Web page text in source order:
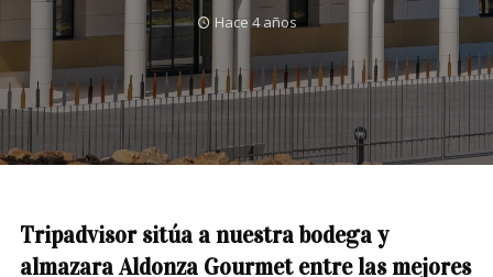
Hace 4 años
Tripadvisor sitúa a nuestra bodega y
almazara Aldonza Gourmet entre las mejores